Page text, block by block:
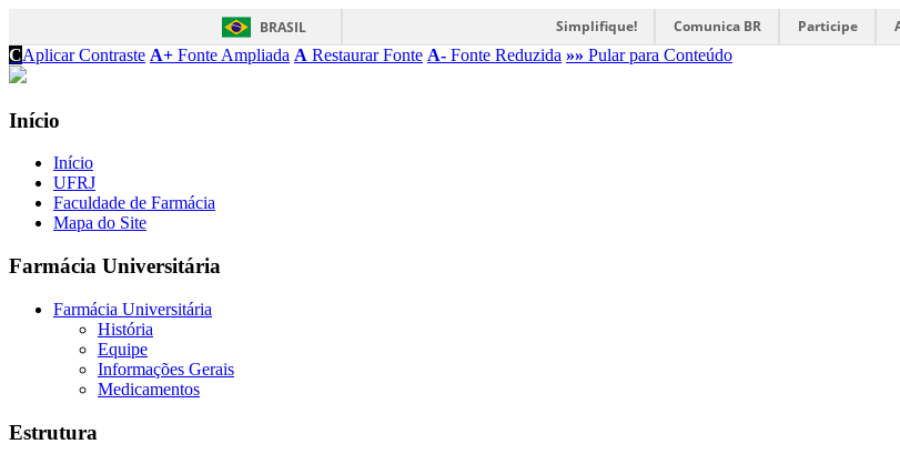
BRASIL Simplifique! Comunica BR Participe
CAplicar Contraste A+ Fonte Ampliada A Restaurar Fonte A- Fonte Reduzida »» Pular para Conteúdo
Início
Início
UFRJ
Faculdade de Farmácia
Mapa do Site
Farmácia Universitária
Farmácia Universitária
História
Equipe
Informações Gerais
Medicamentos
Estrutura